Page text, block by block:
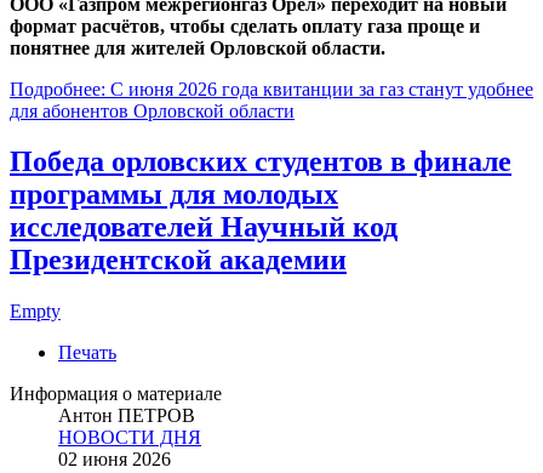
формат расчётов, чтобы сделать оплату газа проще и
понятнее для жителей Орловской области.
Подробнее: С июня 2026 года квитанции за газ станут удобнее
для абонентов Орловской области
Победа орловских студентов в финале
программы для молодых
исследователей Научный код
Президентской академии
Empty
Печать
Информация о материале
Антон ПЕТРОВ
НОВОСТИ ДНЯ
02 июня 2026